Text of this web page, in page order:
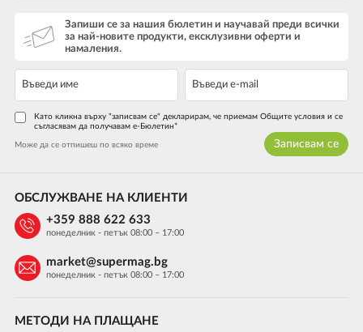
Запиши се за нашия бюлетин и научавай преди всички
за най-новите продукти, ексклузивни оферти и
намаления.
Като кликна върху "записвам се" декларирам, че приемам Общите условия и се
съгласявам да получавам е-Бюлетин*
Може да се отпишеш по всяко време Записвам се
МЕТОДИ НА ПЛАЩАНЕ
ОБСЛУЖВАНЕ НА КЛИЕНТИ
+359 888 622 633
понеделник - петък 08:00 – 17:00
market@supermag.bg
понеделник - петък 08:00 – 17:00